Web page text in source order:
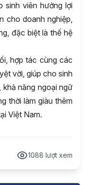
sinh viên hưởng lợi
cho doanh nghiệp,
đặc biệt là thế hệ
hợp tác cùng các
vời, giúp cho sinh
năng ngoại ngữ
thời làm giàu thêm
Việt Nam.
1088 lượt xem